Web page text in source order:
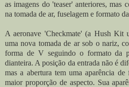
as imagens do 'teaser' anteriores, mas
na tomada de ar, fuselagem e formato
A aeronave 'Checkmate' (a Hush Kit
uma nova tomada de ar sob o nariz,
forma de V seguindo o formato da
dianteira. A posição da entrada não é
mas a abertura tem uma aparência
maior proporção de aspecto. Sua